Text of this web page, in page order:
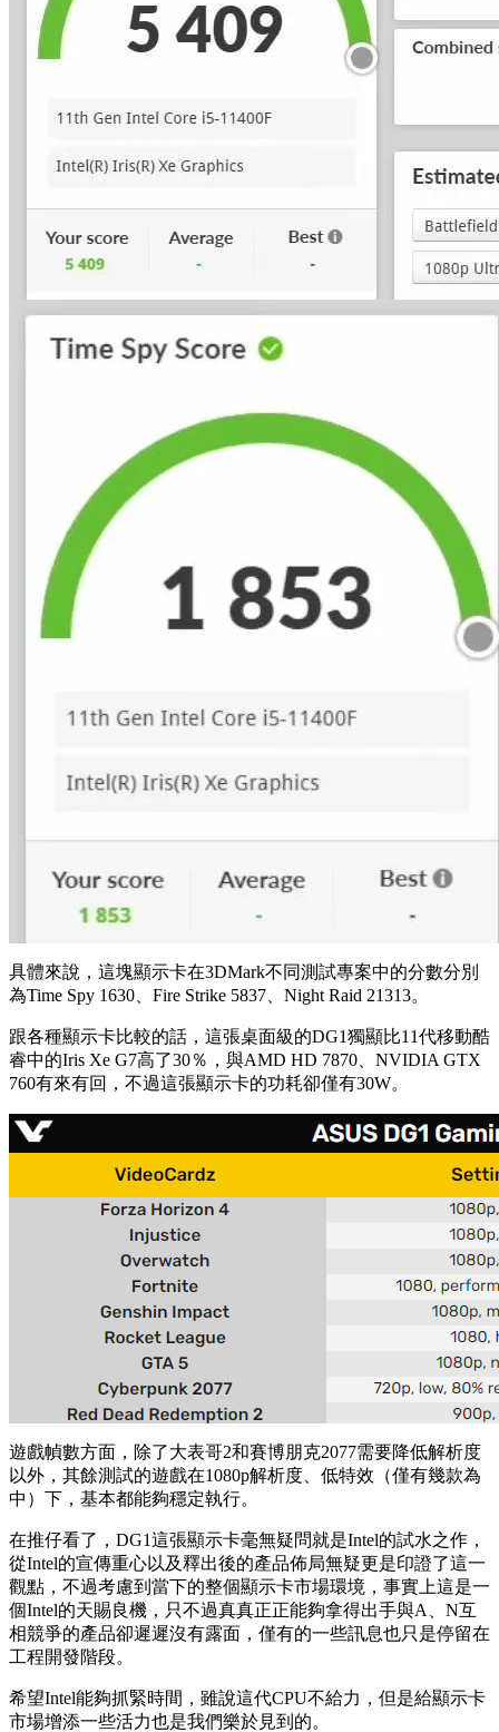
具體來說， 這塊顯示卡在3DMark不同測試專案中的分數分別
為Time Spy 1630、Fire Strike 5837、Night Raid 21313。
跟各種顯示卡比較的話， 這張桌面級的DG1獨顯比11代移動酷
睿中的Iris Xe G7高了30％，與AMD HD 7870、NVIDIA GTX
760有來有回 ，不過這張顯示卡的功耗卻僅有30W。
遊戲幀數方面，除了大表哥2和賽博朋克2077需要降低解析度
以外，其餘測試的遊戲在1080p解析度、低特效（僅有幾款為
中）下，基本都能夠穩定執行。
在推仔看了，DG1這張顯示卡毫無疑問就是Intel的試水之作，
從Intel的宣傳重心以及釋出後的產品佈局無疑更是印證了這一
觀點，不過考慮到當下的整個顯示卡市場環境，事實上這是一
個Intel的天賜良機，只不過真真正正能夠拿得出手與A、N互
相競爭的產品卻遲遲沒有露面，僅有的一些訊息也只是停留在
工程開發階段。
希望Intel能夠抓緊時間，雖說這代CPU不給力，但是給顯示卡
市場增添一些活力也是我們樂於見到的。